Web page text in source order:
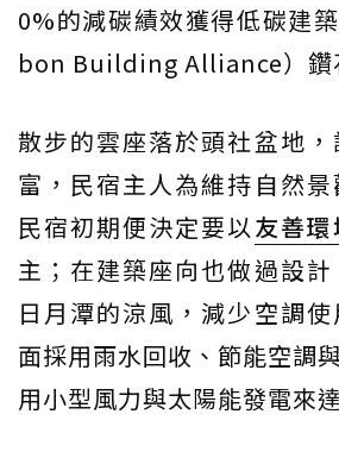
0%的減碳績效獲得低碳建
bon Building Alliance）鑽
散步的雲座落於頭社盆地
富，民宿主人為維持自然
民宿初期便決定要以友善環
主；在建築座向也做過設
日月潭的涼風，減少空調
面採用雨水回收、節能空調
用小型風力與太陽能發電來